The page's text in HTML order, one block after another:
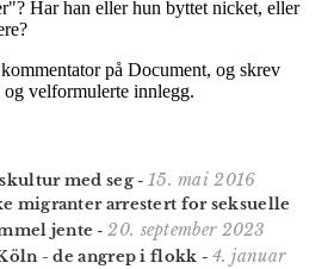
med seg- 15. mai 2016
migranter arrestert for seksuelle
jente - 20. september 2023
- de angrep i flokk - 4. januar